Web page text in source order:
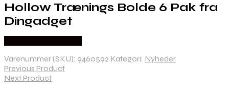
Hollow Trænings Bolde 6 Pak fra
Dingadget
Varenummer (SKU): 9460592 Kategori: Nyheder
Previous Product
Next Product